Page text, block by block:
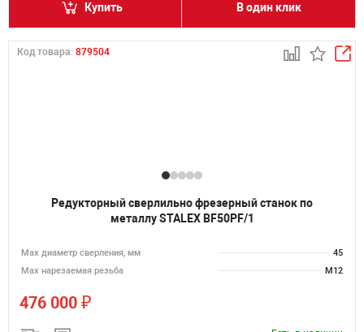
Купить В один клик
Код товара: 879504
Редукторный сверлильно фрезерный станок по
металлу STALEX BF50PF/1
Мах диаметр сверления, мм
45
Мах нарезаемая резьба
M12
476 000 ₽